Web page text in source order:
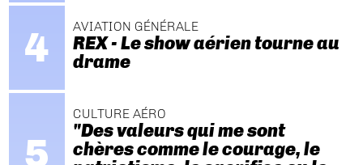
AVIATION GÉNÉRALE
REX - Le show aérien tourne au
drame
CULTURE AÉRO
"Des valeurs qui me sont
chères comme le courage, le